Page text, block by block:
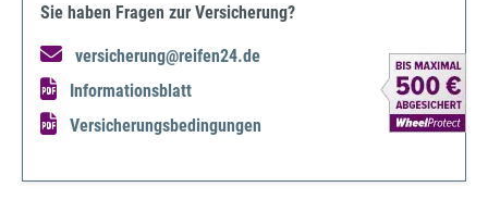
Sie haben Fragen zur Versicherung?
versicherung@reifen24.de
Informationsblatt
Versicherungsbedingungen